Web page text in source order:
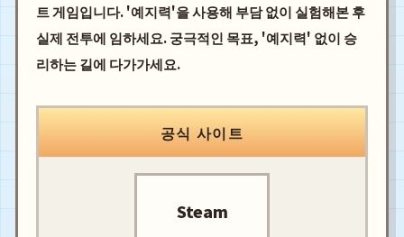
트 게임입니다. '예지력'을 사용해 부담 없이 실험해본 후
실제 전투에 임하세요. 궁극적인 목표, '예지력' 없이 승
리하는 길에 다가가세요.
공식 사이트
Steam